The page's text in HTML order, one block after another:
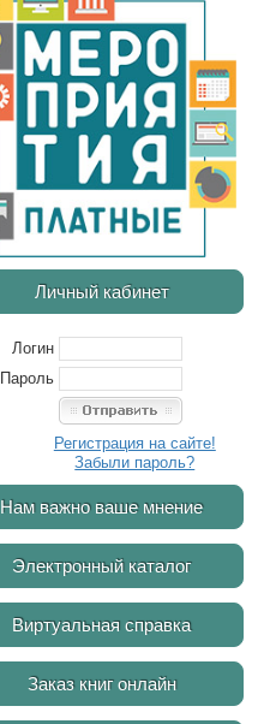
Личный кабинет
Логин
Пароль
Регистрация на сайте!
Забыли пароль?
Нам важно ваше мнение
Электронный каталог
Виртуальная справка
Заказ книг онлайн